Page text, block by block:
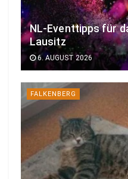
NL-Eventtipps für
Lausitz
6. AUGUST 2026
FALKENBERG